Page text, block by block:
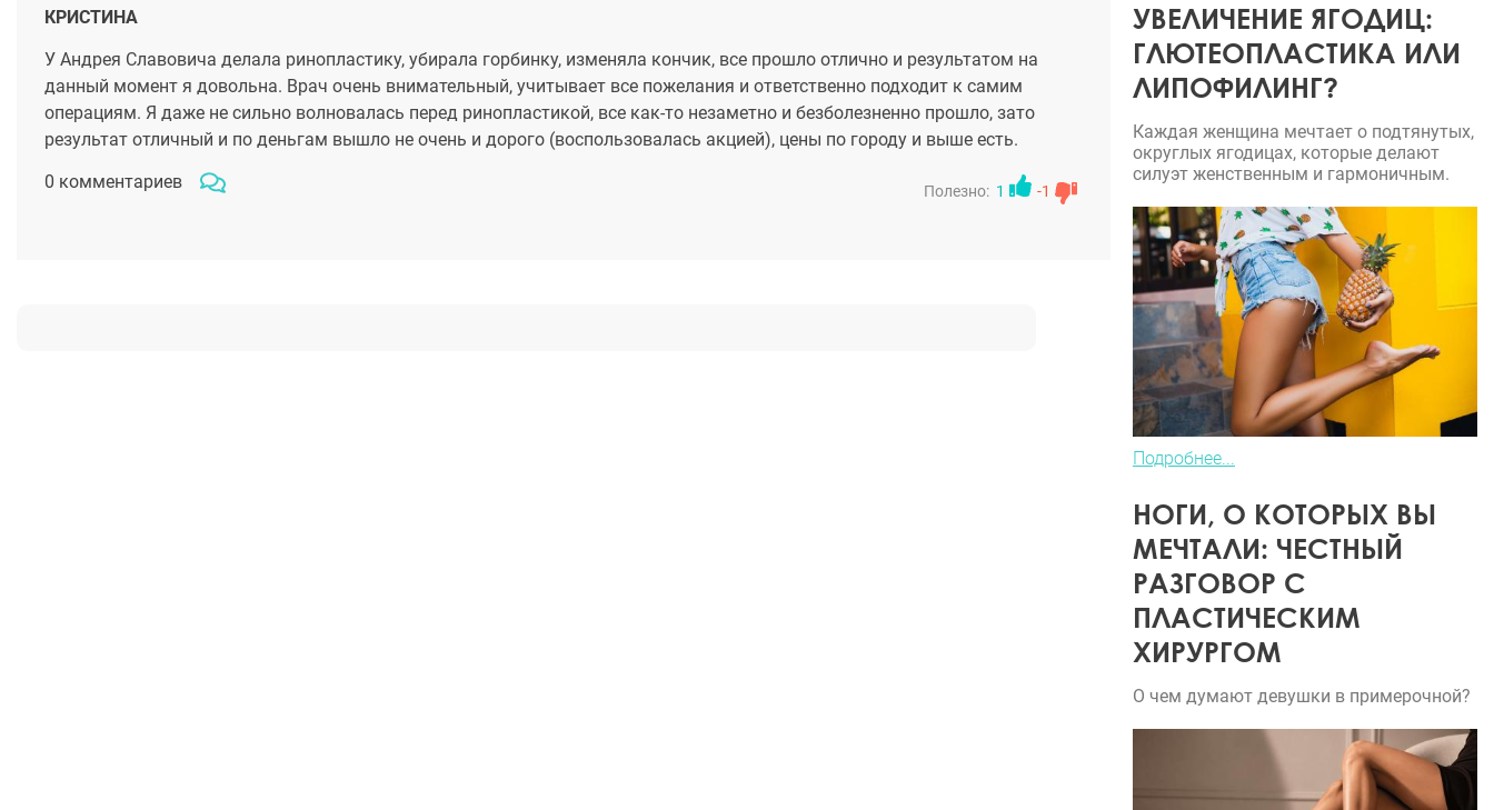
КРИСТИНА
У Андрея Славовича делала ринопластику, убирала горбинку, изменяла кончик, все прошло отлично и результатом на
данный момент я довольна. Врач очень внимательный, учитывает все пожелания и ответственно подходит к самим
операциям. Я даже не сильно волновалась перед ринопластикой, все как-то незаметно и безболезненно прошло, зато
результат отличный и по деньгам вышло не очень и дорого (воспользовалась акцией), цены по городу и выше есть.
0 комментариев
Полезно: 1 -1
УВЕЛИЧЕНИЕ ЯГОДИЦ:
ГЛЮТЕОПЛАСТИКА ИЛИ
ЛИПОФИЛИНГ?
Каждая женщина мечтает о подтянутых,
округлых ягодицах, которые делают
силуэт женственным и гармоничным.
Подробнее...
НОГИ, О КОТОРЫХ ВЫ
МЕЧТАЛИ: ЧЕСТНЫЙ
РАЗГОВОР С
ПЛАСТИЧЕСКИМ
ХИРУРГОМ
О чем думают девушки в примерочной?